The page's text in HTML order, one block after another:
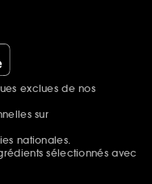
exclues de nos
sur
nationales.
sélectionnés avec